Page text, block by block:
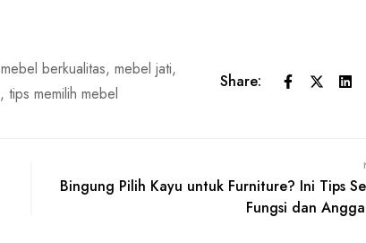
mebel berkualitas, mebel jati,
, tips memilih mebel
Share:
Bingung Pilih Kayu untuk Furniture? Ini Tips
Fungsi dan